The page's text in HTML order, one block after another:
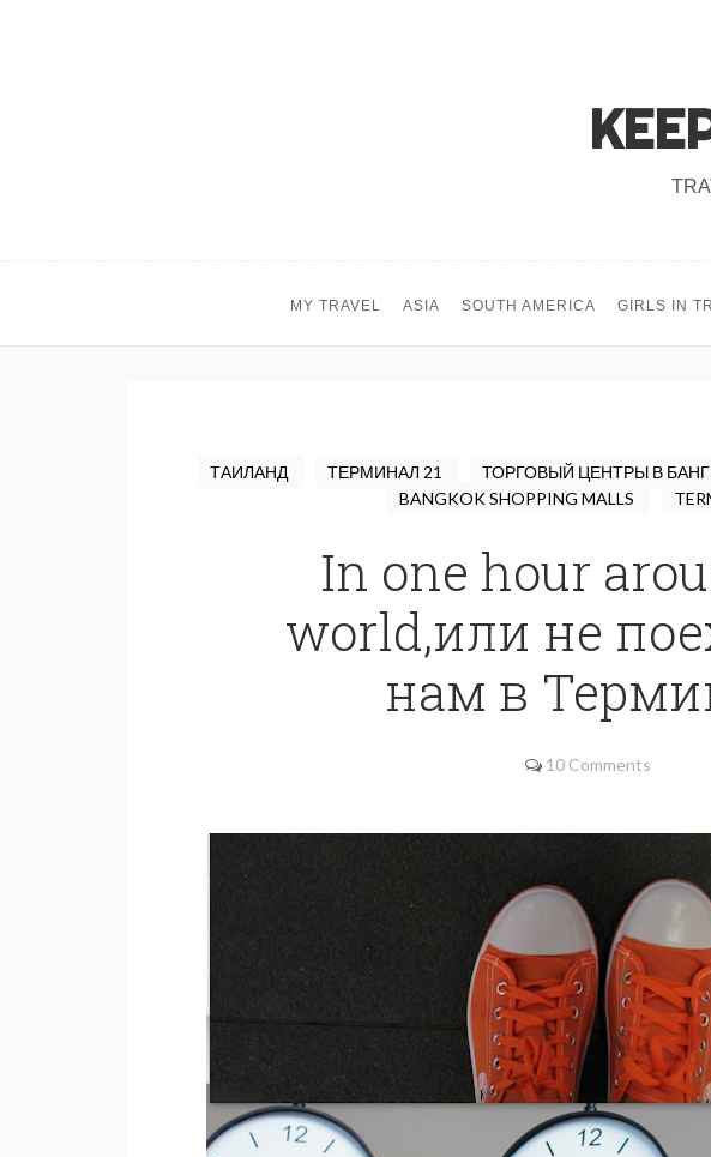
MY TRAVEL ASIA SOUTH AMERICA GIRLS IN
ТАИЛАНД ТЕРМИНАЛ 21 ТОРГОВЫЙ ЦЕНТРЫ В
BANGKOK SHOPPING MALLS
In one hour
world,или не
нам в
10 Comments